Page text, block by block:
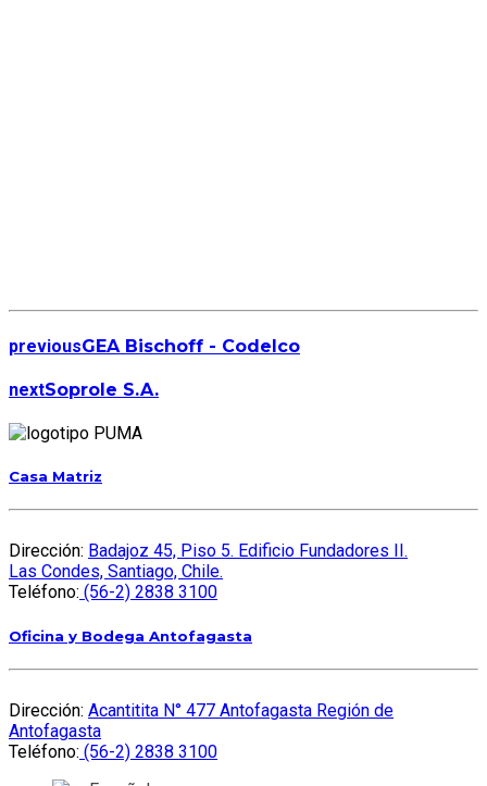
previousGEA Bischoff - Codelco
nextSoprole S.A.
Casa Matriz
Dirección: Badajoz 45, Piso 5. Edificio Fundadores II.
Las Condes, Santiago, Chile.
Teléfono: (56-2) 2838 3100
Oficina y Bodega Antofagasta
Dirección: Acantitita N° 477 Antofagasta Región de
Antofagasta
Teléfono: (56-2) 2838 3100